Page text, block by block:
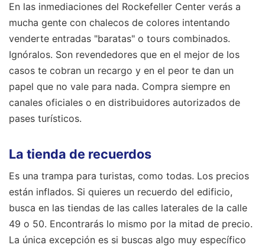
En las inmediaciones del Rockefeller Center verás a
mucha gente con chalecos de colores intentando
venderte entradas "baratas" o tours combinados.
Ignóralos. Son revendedores que en el mejor de los
casos te cobran un recargo y en el peor te dan un
papel que no vale para nada. Compra siempre en
canales oficiales o en distribuidores autorizados de
pases turísticos.
La tienda de recuerdos
Es una trampa para turistas, como todas. Los precios
están inflados. Si quieres un recuerdo del edificio,
busca en las tiendas de las calles laterales de la calle
49 o 50. Encontrarás lo mismo por la mitad de precio.
La única excepción es si buscas algo muy específico